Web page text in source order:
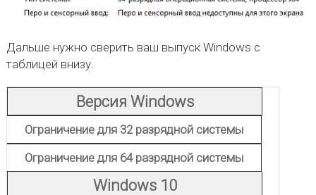
Дальше нужно сверить ваш выпуск Windows с
таблицей внизу.
Версия Windows
Ограничение для 32 разрядной системы
Ограничение для 64 разрядной системы
Windows 10